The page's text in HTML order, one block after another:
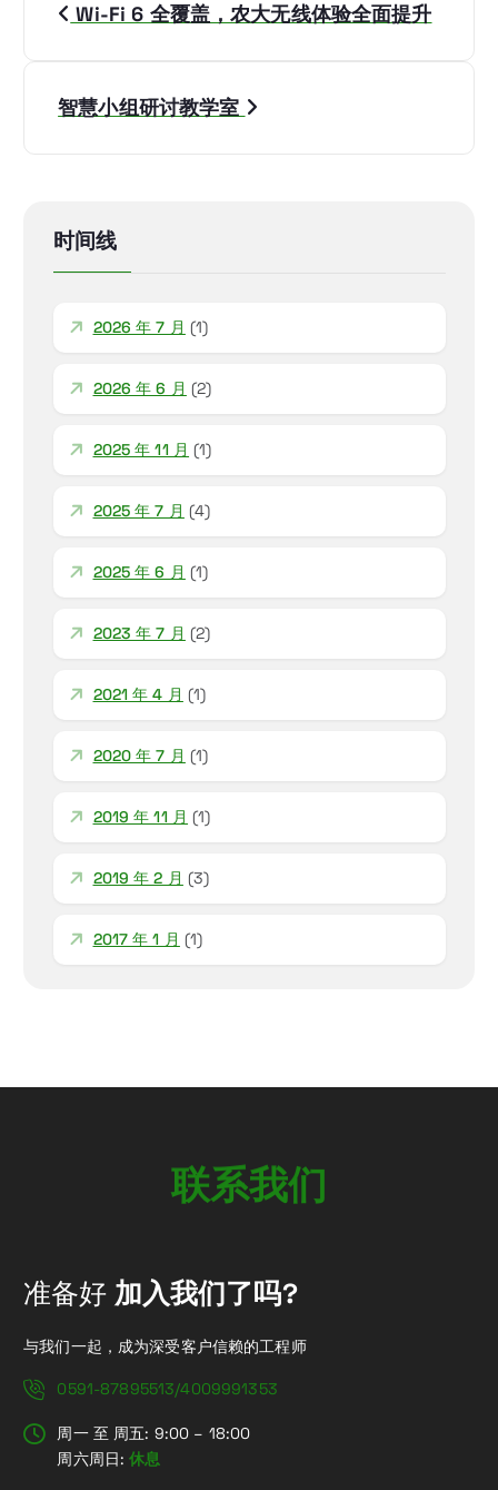
Wi-Fi 6 全覆盖，农大无线体验全面提升
智慧小组研讨教学室
时间线
2026 年 7 月 (1)
2026 年 6 月 (2)
2025 年 11 月 (1)
2025 年 7 月 (4)
2025 年 6 月 (1)
2023 年 7 月 (2)
2021 年 4 月 (1)
2020 年 7 月 (1)
2019 年 11 月 (1)
2019 年 2 月 (3)
2017 年 1 月 (1)
联系我们
准备好 加入我们了吗?
与我们一起，成为深受客户信赖的工程师
0591-87895513/4009991353
周一 至 周五: 9:00 – 18:00
周六周日:休息